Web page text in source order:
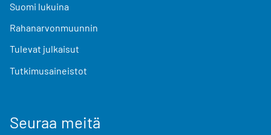
Suomi lukuina
Rahanarvonmuunnin
Tulevat julkaisut
Tutkimusaineistot
Seuraa meitä